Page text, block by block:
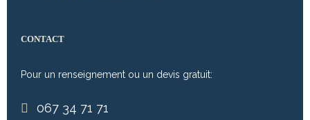
CONTACT
Pour un renseignement ou un devis gratuit:
067 34 71 71